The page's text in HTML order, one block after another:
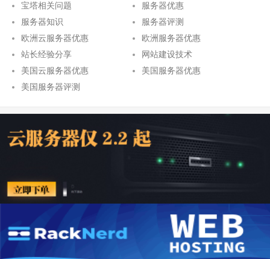
宝塔相关问题
服务器优惠
服务器知识
服务器评测
欧洲云服务器优惠
欧洲服务器优惠
站长经验分享
网站建设技术
美国云服务器优惠
美国服务器优惠
美国服务器评测